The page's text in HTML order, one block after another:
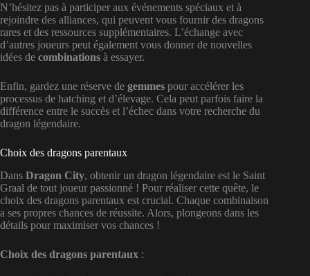
N’hésitez pas à participer aux événements spéciaux et à
rejoindre des alliances, qui peuvent vous fournir des dragons
rares et des ressources supplémentaires. L’échange avec
d’autres joueurs peut également vous donner de nouvelles
idées de combinations à essayer.
Enfin, gardez une réserve de gemmes pour accélérer les
processus de hatching et d’élevage. Cela peut parfois faire la
différence entre le succès et l’échec dans votre recherche du
dragon légendaire.
Choix des dragons parentaux
Dans Dragon City, obtenir un dragon légendaire est le Saint
Graal de tout joueur passionné ! Pour réaliser cette quête, le
choix des dragons parentaux est crucial. Chaque combinaison
a ses propres chances de réussite. Alors, plongeons dans les
détails pour maximiser vos chances !
Choix des dragons parentaux :